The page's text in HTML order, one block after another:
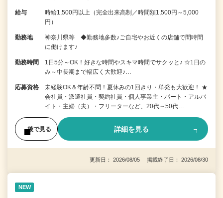
給与
時給1,500円以上（完全出来高制／時間額1,500円～5,000
円）
勤務地
神奈川県等 ◆勤務地多数♪ご自宅やお近くの店舗で間時間
に働けます♪
勤務時間
1日5分～OK！好きな時間やスキマ時間でサクッと♪ ☆1日の
み～中長期まで幅広く大歓迎♪…
応募資格
未経験OK＆年齢不問！夏休みの1回きり・単発も大歓迎！ ★
会社員・派遣社員・契約社員・個人事業主・パート・アルバ
イト・主婦（夫）・フリーターなど、20代～50代…
後で見る 詳細を見る
更新日： 2026/08/05 掲載終了日： 2026/08/30
NEW